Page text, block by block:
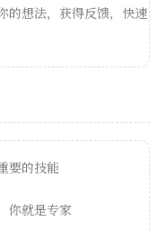
的想法，获得反馈，快速
要的技能
你就是专家